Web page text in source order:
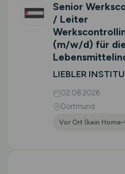
Senior
/ Leiter
(m/w/d) für
LIEBLER
02.08.2026
Dortmund
Vor Ort (kein